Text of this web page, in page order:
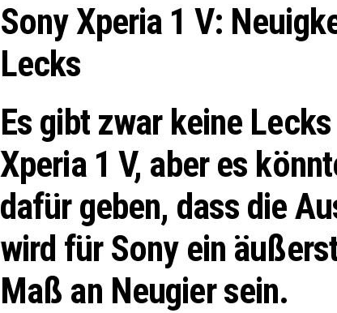
Sony Xperia 1 V:
Lecks
Es gibt zwar keine
Xperia 1 V, aber es
dafür geben, dass die
wird für Sony ein
Maß an Neugier sein.